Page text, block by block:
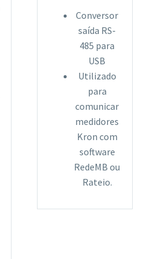
Conversor
saída RS-
485 para
USB
Utilizado
para
comunicar
medidores
Kron com
software
RedeMB ou
Rateio.